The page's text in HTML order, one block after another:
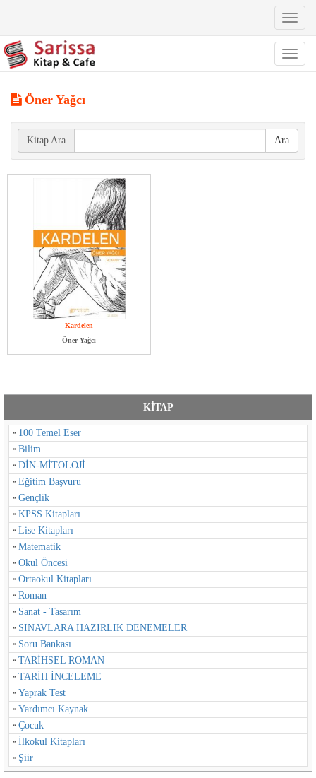
Toggle
Toggle
Öner Yağcı
Kitap Ara Ara
Kardelen
Öner Yağcı
KİTAP
100 Temel Eser
Bilim
DİN-MİTOLOJİ
Eğitim Başvuru
Gençlik
KPSS Kitapları
Lise Kitapları
Matematik
Okul Öncesi
Ortaokul Kitapları
Roman
Sanat - Tasarım
SINAVLARA HAZIRLIK DENEMELER
Soru Bankası
TARİHSEL ROMAN
TARİH İNCELEME
Yaprak Test
Yardımcı Kaynak
Çocuk
İlkokul Kitapları
Şiir